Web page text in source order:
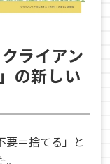
ライアン
の新しい
要＝捨てる」と